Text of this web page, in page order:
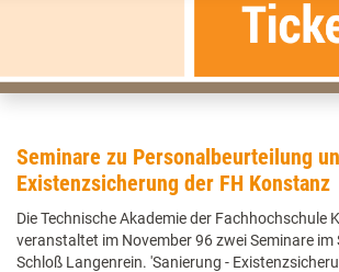
Seminare zu Personalbeurteilung
Existenzsicherung der FH Konstanz
Die Technische Akademie der Fachhochschule
veranstaltet im November 96 zwei Seminare
Schloß Langenrein. 'Sanierung -